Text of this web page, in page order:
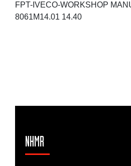
FPT-IVECO-WORKSHOP
8061M14.01 14.40
NHMR